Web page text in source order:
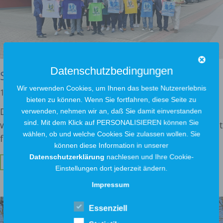
Sponsoring beim 17. Widufix-Lauf
12. Juli 2022
Die Ausbildung ist für uns als Stadtwerke ein
wichtiges Thema. Gut ausgebildetes Fachpersonal ist
für
Weiterlesen ...
Datenschutzbedingungen
Wir verwenden Cookies, um Ihnen das beste Nutzererlebnis
bieten zu können. Wenn Sie fortfahren, diese Seite zu
verwenden, nehmen wir an, daß Sie damit einverstanden
sind. Mit dem Klick auf PERSONALISIEREN können Sie
wählen, ob und welche Cookies Sie zulassen wollen. Sie
können diese Information in unserer
Datenschutzerklärung nachlesen und Ihre Cookie-
Einstellungen dort jederzeit ändern.
Impressum
Essenziell